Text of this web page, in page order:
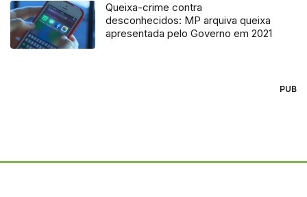
Queixa-crime contra
desconhecidos: MP arquiva queixa
apresentada pelo Governo em 2021
PUB